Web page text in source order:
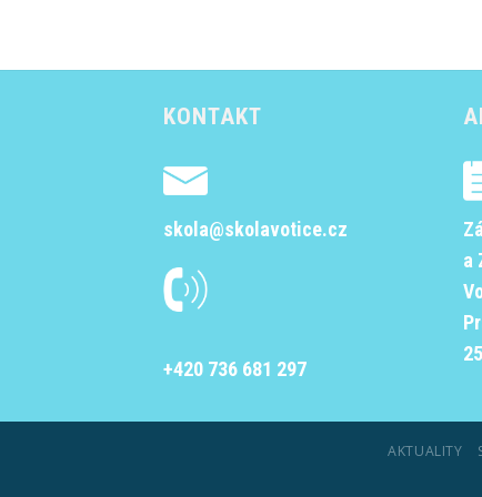
KONTAKT
skola@skolavotice.cz
+420 736 681 297
a
AKTUALITY